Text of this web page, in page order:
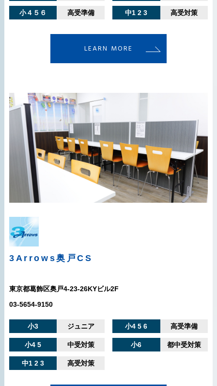
小４５６ 高受準備 中1 2 3 高受対策
LEARN MORE
3Arrows奥戸CS
東京都葛飾区奥戸4-23-26KYビル2F
03-5654-9150
小3 ジュニア 小4 5 6 高受準備
小4 5 中受対策 小6 都中受対策
中1 2 3 高受対策